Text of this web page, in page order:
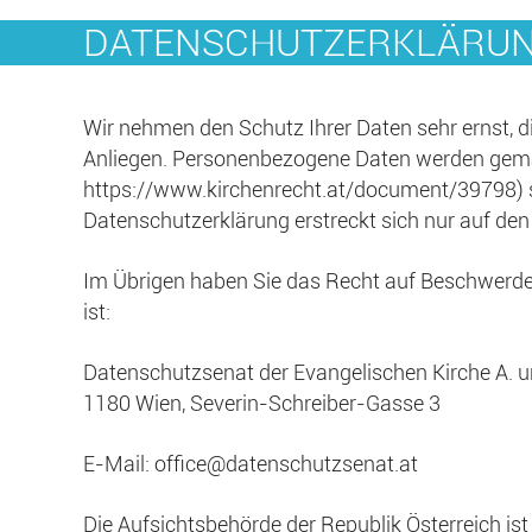
Wir nehmen den Schutz Ihrer Daten sehr ernst,
Anliegen. Personenbezogene Daten werden
https://www.kirchenrecht.at/document/39798)
Datenschutzerklärung erstreckt sich nur auf
Im Übrigen haben Sie das Recht auf
ist:
Datenschutzsenat der Evangelischen Kirche A.
1180 Wien, Severin-Schreiber-Gasse 3
E-Mail: office@datenschutzsenat.at
Die Aufsichtsbehörde der Republik Österreich